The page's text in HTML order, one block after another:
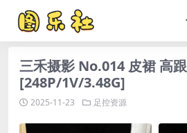
三禾摄影 No.014 皮裙 高跟
[248P/1V/3.48G]
2025-11-23 足控资源